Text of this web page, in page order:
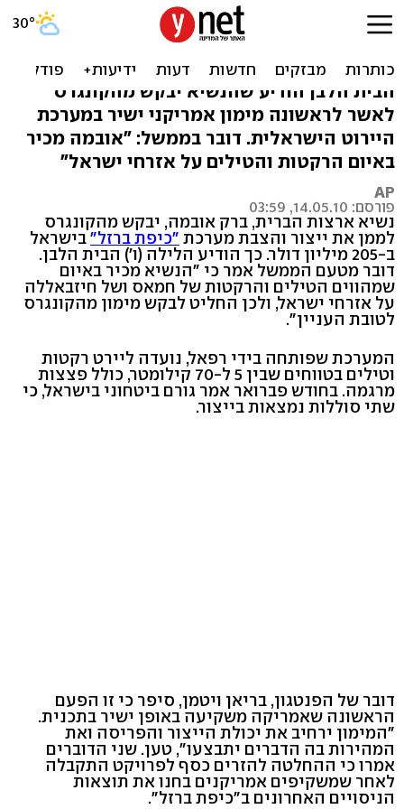
אובמה יבקש 205 מיליון דולר
בשביל "כיפת ברזל"
הבית הלבן הודיע שהנשיא יבקש מהקונגרס
לאשר לראשונה מימון אמריקני ישיר במערכת
היירוט הישראלית. דובר בממשל: "אובמה מכיר
באיום הרקטות והטילים על אזרחי ישראל"
AP
פורסם: 14.05.10, 03:59
נשיא ארצות הברית, ברק אובמה, יבקש מהקונגרס
לממן את ייצור והצבת מערכת "כיפת ברזל"בישראל
ב-205 מיליון דולר. כך הודיע הלילה (ו') הבית הלבן.
דובר מטעם הממשל אמר כי "הנשיא מכיר באיום
שמהווים הטילים והרקטות של חמאס ושל חיזבאללה
על אזרחי ישראל, ולכן החליט לבקש מימון מהקונגרס
לטובת העניין".
המערכת שפותחה בידי רפאל, נועדה ליירט רקטות
וטילים בטווחים שבין 5 ל-70 קילומטר, כולל פצצות
מרגמה. בחודש פברואר אמר גורם ביטחוני בישראל, כי
שתי סוללות נמצאות בייצור.
דובר של הפנטגון, בריאן ויטמן, סיפר כי זו הפעם
הראשונה שאמריקה משקיעה באופן ישיר בתכנית.
"המימון ירחיב את יכולת הייצור והפריסה ואת
המהירות בה הדברים יתבצעו", טען. שני הדוברים
אמרו כי ההחלטה להזרים כסף לפרויקט התקבלה
לאחר שמשקיפים אמריקנים בחנו את תוצאות
הניסויים האחרונים ב"כיפת ברזל".